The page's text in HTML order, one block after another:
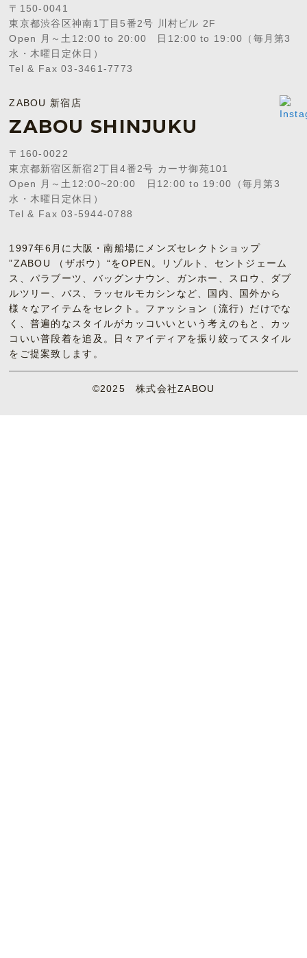
〒150-0041
東京都渋谷区神南1丁目5番2号 川村ビル 2F
Open 月～土12:00 to 20:00 日12:00 to 19:00（毎月第3
水・木曜日定休日）
Tel & Fax 03-3461-7773
ZABOU 新宿店
ZABOU SHINJUKU
〒160-0022
東京都新宿区新宿2丁目4番2号 カーサ御苑101
Open 月～土12:00~20:00 日12:00 to 19:00（毎月第3
水・木曜日定休日）
Tel & Fax 03-5944-0788
1997年6月に大阪・南船場にメンズセレクトショップ
”ZABOU （ザボウ）“をOPEN。リゾルト、セントジェーム
ス、パラブーツ、バッグンナウン、ガンホー、スロウ、ダブ
ルツリー、バス、ラッセルモカシンなど、国内、国外から
様々なアイテムをセレクト。ファッション（流行）だけでな
く、普遍的なスタイルがカッコいいという考えのもと、カッ
コいい普段着を追及。日々アイディアを振り絞ってスタイル
をご提案致します。
©2025 株式会社ZABOU